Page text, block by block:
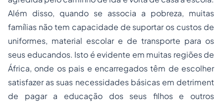
Além disso, quando se associa a pobreza, muitas
famílias não tem capacidade de suportar os custos de
uniformes, material escolar e de transporte para os
seus educandos. Isto é evidente em muitas regiões de
África, onde os pais e encarregados têm de escolher
satisfazer as suas necessidades básicas em detriment
de pagar a educação dos seus filhos e outros